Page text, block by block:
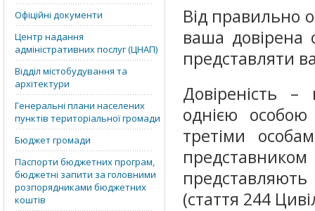
Офіційні документи
Центр надання
адміністративних послуг (ЦНАП)
Відділ містобудування та
архітектури
Генеральні плани населених
пунктів територіальної громади
Бюджет громади
Паспорти бюджетних програм,
бюджетні запити за головними
розпорядниками бюджетних
коштів
Від правильно
ваша довірена
представляти
Довіреність
однією
третіми
представляють
(стаття 244